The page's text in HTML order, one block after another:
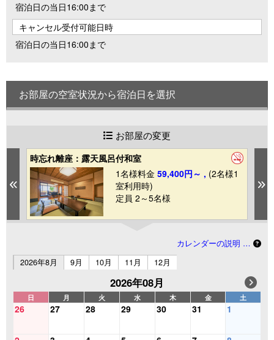
宿泊日の当日16:00まで
キャンセル受付可能日時
宿泊日の当日16:00まで
お部屋の空室状況から宿泊日を選択
お部屋の変更
Previous
時忘れ離座：露天風呂付和室
1名様料金 59,400円～ , (2名様1
室利用時)
定員 2～5名様
カレンダーの説明 …
2026年8月
9月 10月 11月 12月
2026年08月
日 月 火 水 木 金 土
26 27 28 29 30 31 1